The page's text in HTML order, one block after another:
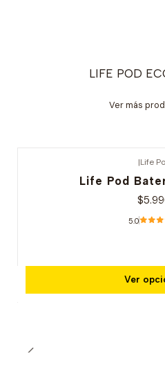
LIFE POD
Ver más
|Life
Life Pod
5.0
Ver